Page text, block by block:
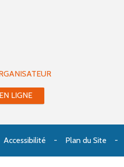
LIGNE
Accessibilité Plan du Site